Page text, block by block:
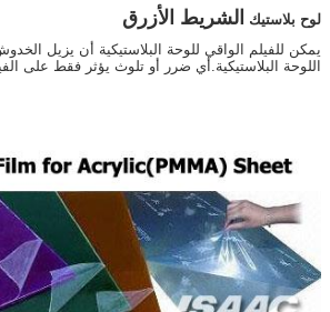
لوح بلاستيك الشريط الأزرق
يمكن للفيلم الواقي للوحة البلاستيكية أن يزيل
اللوحة البلاستيكية.أي ضرر أو تلوث يؤثر فقط على